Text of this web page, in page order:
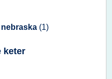
nebraska (1)
keter